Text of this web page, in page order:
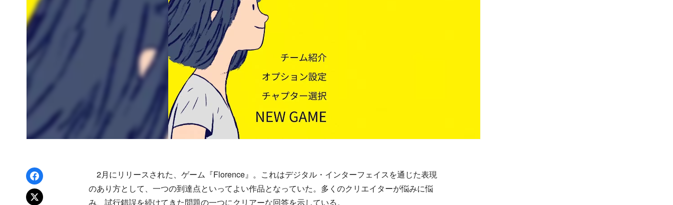
Facebookでシェア
xでポスト
2月にリリースされた、ゲーム『Florence』。これはデジタル・インターフェイスを通じた表現
のあり方として、一つの到達点といってよい作品となっていた。多くのクリエイターが悩みに悩
み、試行錯誤を続けてきた問題の一つにクリアーな回答を示している。